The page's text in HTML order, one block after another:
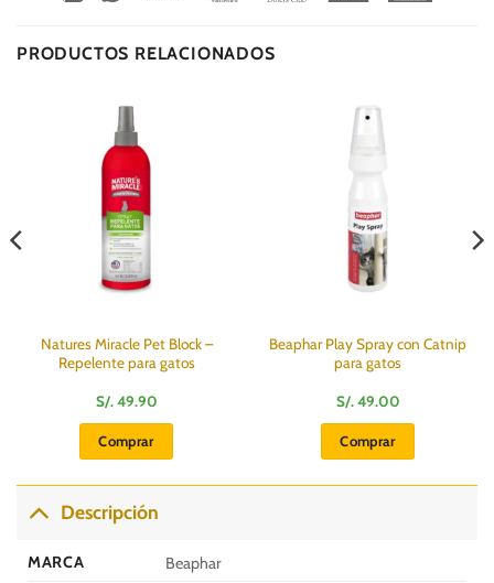
PRODUCTOS RELACIONADOS
Natures Miracle Pet Block –
Repelente para gatos
S/.49.90
Comprar
Beaphar Play Spray con Catnip
para gatos
S/.49.00
Comprar
Descripción
MARCA Beaphar